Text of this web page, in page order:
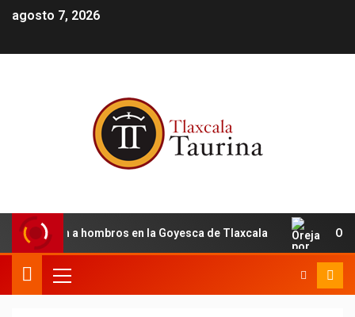
agosto 7, 2026
Román a hombros en la Goyesca de Tlaxcala Oreja